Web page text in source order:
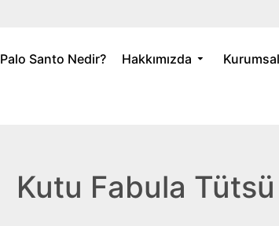
Palo Santo Nedir? Hakkımızda
Kutu Fabula